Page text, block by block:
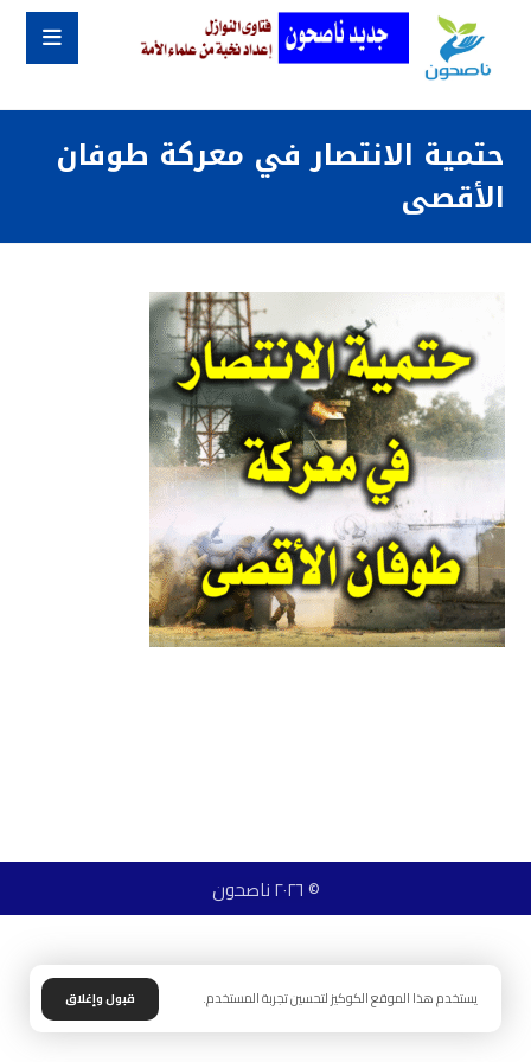
حتمية الانتصار في معركة طوفان
الأقصى
© ٢٠٢٦ ناصحون
يستخدم هذا الموقع الكوكيز لتحسين تجربة المستخدم. قبول وإغلاق